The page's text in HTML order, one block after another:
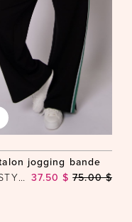
jogging bande
RD STYLE 37.50 $ 75.00 $